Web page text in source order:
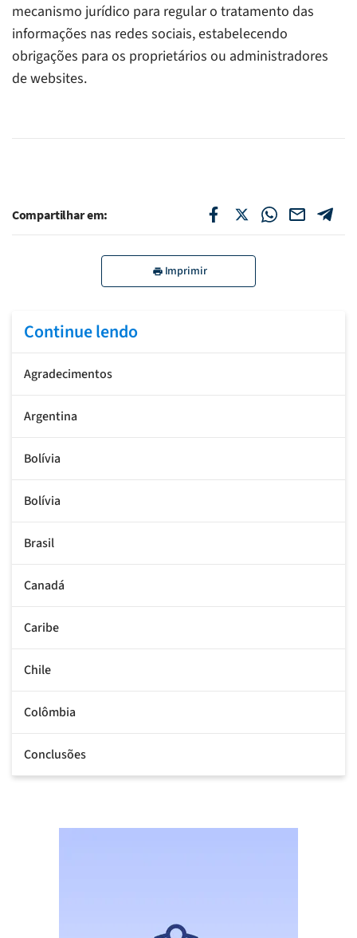
mecanismo jurídico para regular o tratamento das
informações nas redes sociais, estabelecendo
obrigações para os proprietários ou administradores
de websites.
Compartilhar em:
Imprimir
Continue lendo
Agradecimentos
Argentina
Bolívia
Bolívia
Brasil
Canadá
Caribe
Chile
Colômbia
Conclusões